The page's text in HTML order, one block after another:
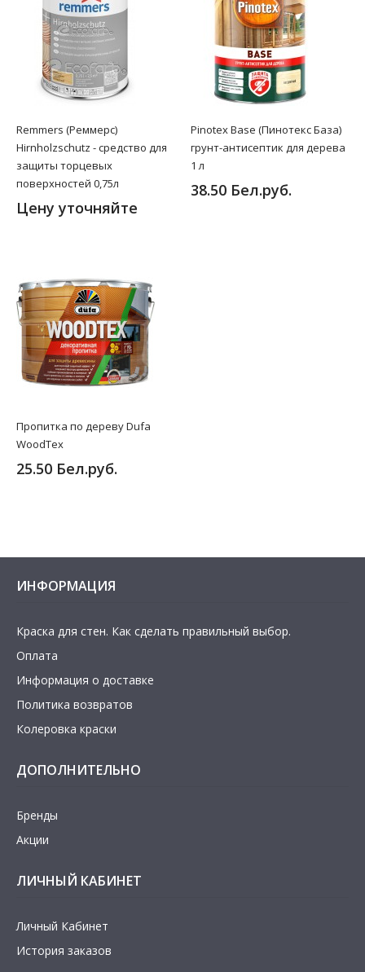
Remmers (Реммерс)
Hirnholzschutz - cредство для
защиты торцевых
поверхностей 0,75л
Цену уточняйте
Pinotex Base (Пинотекс База)
грунт-антисептик для дерева
1 л
38.50 Бел.руб.
Пропитка по дереву Dufa
WoodTex
25.50 Бел.руб.
ИНФОРМАЦИЯ
Краска для стен. Как сделать правильный выбор.
Оплата
Информация о доставке
Политика возвратов
Колеровка краски
ДОПОЛНИТЕЛЬНО
Бренды
Акции
ЛИЧНЫЙ КАБИНЕТ
Личный Кабинет
История заказов